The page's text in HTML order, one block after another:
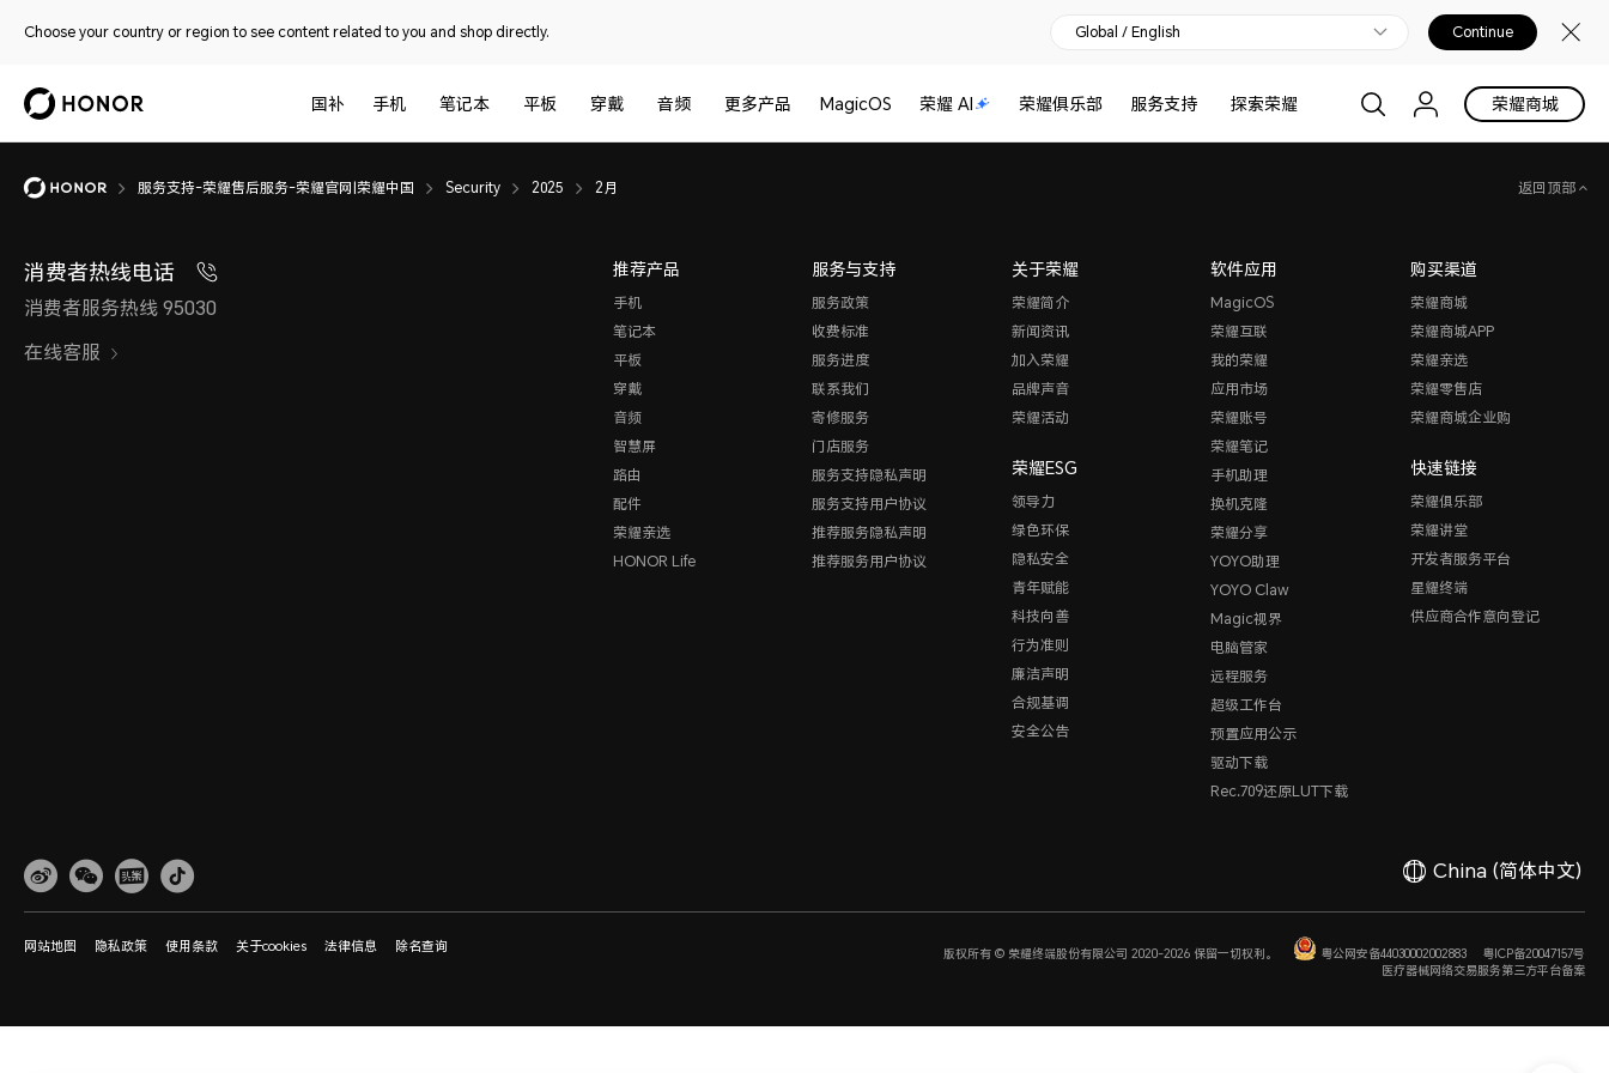
Choose your country or region to see content related to you and shop directly. Global / English Continue
国补 手机 笔记本 平板 穿戴 音频 更多产品 MagicOS 荣耀 AI 荣耀俱乐部 服务支持 探索荣耀 荣耀商城
服务支持-荣耀售后服务-荣耀官网|荣耀中国 Security 2025 2月 返回顶部
消费者热线电话
消费者服务热线 95030
在线客服
推荐产品
手机
笔记本
平板
穿戴
音频
智慧屏
路由
配件
荣耀亲选
HONOR Life
服务与支持
服务政策
收费标准
服务进度
联系我们
寄修服务
门店服务
服务支持隐私声明
服务支持用户协议
推荐服务隐私声明
推荐服务用户协议
关于荣耀
荣耀简介
新闻资讯
加入荣耀
品牌声音
荣耀活动
荣耀ESG
领导力
绿色环保
隐私安全
青年赋能
科技向善
行为准则
廉洁声明
合规基调
安全公告
软件应用
MagicOS
荣耀互联
我的荣耀
应用市场
荣耀账号
荣耀笔记
手机助理
换机克隆
荣耀分享
YOYO助理
YOYO Claw
Magic视界
电脑管家
远程服务
超级工作台
预置应用公示
驱动下载
Rec.709还原LUT下载
购买渠道
荣耀商城
荣耀商城APP
荣耀亲选
荣耀零售店
荣耀商城企业购
快速链接
荣耀俱乐部
荣耀讲堂
开发者服务平台
星耀终端
供应商合作意向登记
China (简体中文)
网站地图 隐私政策 使用条款 关于cookies 法律信息 除名查询 版权所有 © 荣耀终端股份有限公司 2020-2026 保留一切权利。 粤公网安备44030002002883
粤ICP备20047157号
医疗器械网络交易服务第三方平台备案